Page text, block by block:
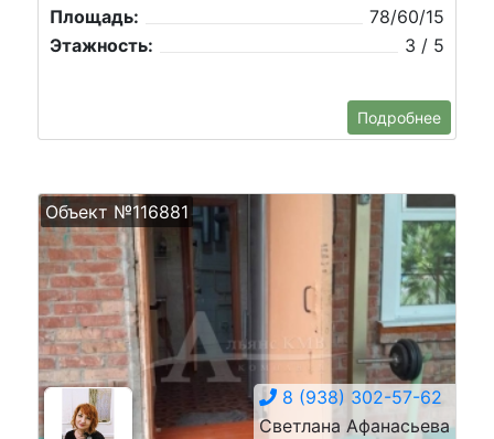
Площадь:
78/60/15
Этажность:
3 / 5
Подробнее
Объект №116881
8 (938) 302-57-62
Светлана Афанасьева